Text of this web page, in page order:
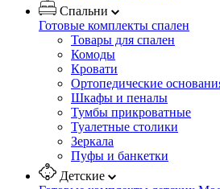
Спальни
Готовые комплекты спален
Товары для спален
Комоды
Кровати
Ортопедические
Шкафы и пеналы
Тумбы прикроватные
Туалетные столики
Зеркала
Пуфы и банкетки
Детские